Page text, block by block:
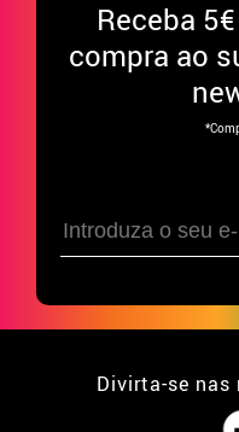
Receba
compra ao
Divirta-se nas